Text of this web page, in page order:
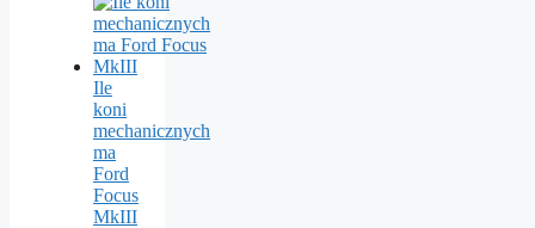
Ile
koni
mechanicznych
ma
Ford
Focus
MkIII